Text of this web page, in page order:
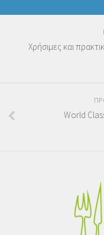
Χρήσιμες και
World